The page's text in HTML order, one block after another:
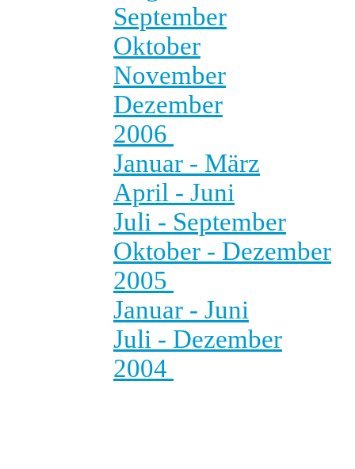
September
Oktober
November
Dezember
2006
Januar - März
April - Juni
Juli - September
Oktober - Dezember
2005
Januar - Juni
Juli - Dezember
2004